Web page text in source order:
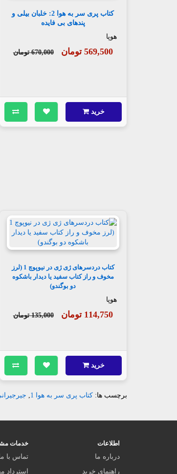
کتاب پری سر به هوا 2: خلبان بیلی و
پندهای بی فایده
هوپا
569,500 تومان 670,000 تومان
خرید
کتاب دردسرهای ژی ژی در نیوپوچ 1 (لرز
مخوف و راز کتاب سفید یا دیدار باشکوه
دو بوگندو)
هوپا
114,750 تومان 135,000 تومان
خرید
برچسب ها: کتاب پری سر به هوا 1 ,
اطلاعات
درباره ما
راهنمای خرید
خدمات
تماس با
استرداد